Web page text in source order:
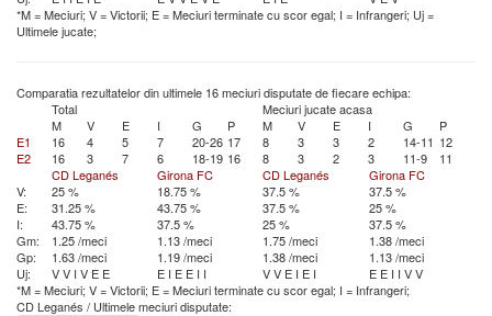
*M = Meciuri; V = Victorii; E = Meciuri terminate cu scor egal; I = Infrangeri; Uj =
Ultimele jucate;
Comparatia rezultatelor din ultimele 16 meciuri disputate de fiecare echipa:
Total
Meciuri jucate acasa
M
V E I G P M V E I G
P
E1
16 4 5 7 20-26 17 8 3 3 2 14-11 12
E2
16 3 7 6 18-19 16 8 3 2 3 11-9
11
CD Leganés
Girona FC CD Leganés
Girona FC
V:
25 % 18.75 % 37.5 %
37.5 %
E:
31.25 % 43.75 % 37.5 %
25 %
I:
43.75 % 37.5 % 25 %
37.5 %
Gm:
1.25 /meci 1.13 /meci 1.75 /meci
1.38 /meci
Gp:
1.63 /meci 1.19 /meci 1.38 /meci
1.13 /meci
Uj:
VV I V E E E I E E I I VV E I E I E E I I VV
*M = Meciuri; V = Victorii; E = Meciuri terminate cu scor egal; I = Infrangeri;
CD Leganés / Ultimele meciuri disputate: